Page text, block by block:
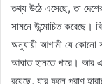
তথ্য উঠে এসেছে, তা
সামনে উন্মোচিত করেছে।
অনুযায়ী আগামী যে কোনো
আঘাত হানতে পারে। আর
রয়েছে, যার ফলে প্রাণ